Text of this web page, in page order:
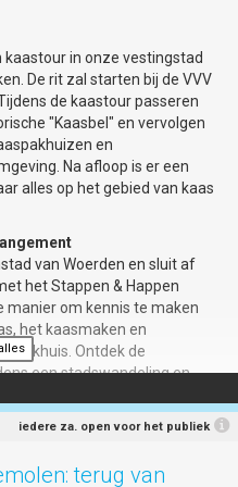
met een thema, op 29
Gouda’. De instapwandeling
en steegjes’ is er elke
juni tot en met augustus
antiek- en
Gouds Montmartre.
het Rijks
aan Museum Gouda. Het
tot en met 17 september
Luchten, Schatten uit het
van 40 prachtige
en intieme stadsgezichten
uit de depots van het
en werken uit het museum
kunstenaars Martin &
leveren met korte
van Goudse inwoners hun
maakt vrij.
spelen de boulers in haar
Boulodrôme. Jeu de
kun je lenen van de
Vereniging Gouda,
de Uiterwaarden,
is geheel gratis,
zondag gratis een kop koffie
Bij voorkeur vooraf via de
, waar je
vindt.
vragen om nadere
ook via e-
. Graag
Aanmelden kan
kaastour in onze vestingstad
De rit zal starten bij de VVV
de kaastour passeren
"Kaasbel" en vervolgen
en
Na afloop is er een
alles op het gebied van kaas
van Woerden en sluit af
het Stappen & Happen
manier om kennis te maken
het kaasmaken en
Ontdek de
een stadswandeling en
bij één van de restaurants.
voor slechts €17,50 en
moderne Kaaspakhuis, een
en proef een beetje
bij één van de
iedere za. open voor het publiek
terug van